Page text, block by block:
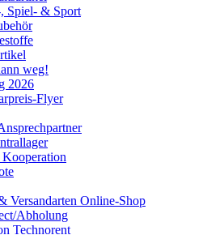
Spiel- & Sport
weg!
2026
Flyer
Versandarten Online-Shop
Abholung
Technorent